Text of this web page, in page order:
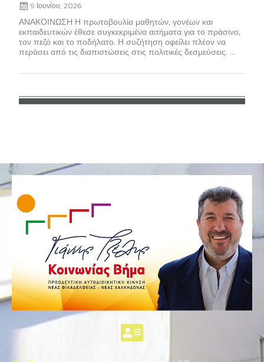
9 Ιουνίου, 2026
ΑΝΑΚΟΙΝΩΣΗ Η πρωτοβουλία μαθητών, γονέων και
εκπαιδευτικών έθεσε συγκεκριμένα αιτήματα για το πράσινο,
τον πεζό και το ποδήλατο. Η συζήτηση οφείλει πλέον να
περάσει από τις διαπιστώσεις στις πολιτικές δεσμεύσεις. ...